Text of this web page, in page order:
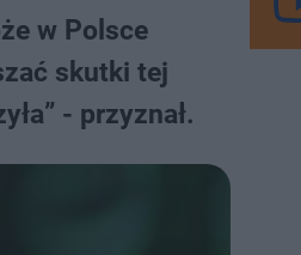
w Polsce
skutki tej
- przyznał.